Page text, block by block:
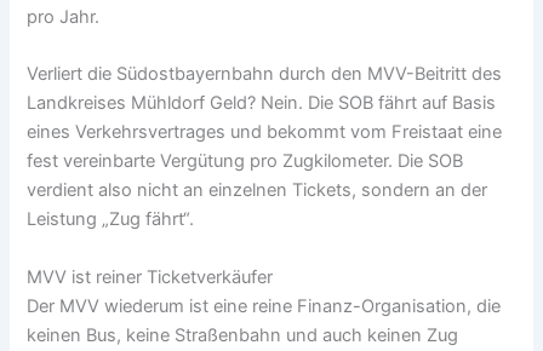
pro Jahr.
Verliert die Südostbayernbahn durch den MVV-Beitritt des
Landkreises Mühldorf Geld? Nein. Die SOB fährt auf Basis
eines Verkehrsvertrages und bekommt vom Freistaat eine
fest vereinbarte Vergütung pro Zugkilometer. Die SOB
verdient also nicht an einzelnen Tickets, sondern an der
Leistung „Zug fährt“.
MVV ist reiner Ticketverkäufer
Der MVV wiederum ist eine reine Finanz-Organisation, die
keinen Bus, keine Straßenbahn und auch keinen Zug